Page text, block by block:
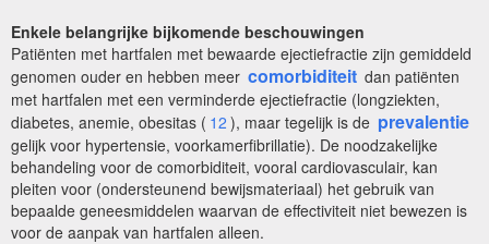
Enkele belangrijke bijkomende beschouwingen
Patiënten met hartfalen met bewaarde ejectiefractie zijn gemiddeld
genomen ouder en hebben meer comorbiditeit dan patiënten
met hartfalen met een verminderde ejectiefractie (longziekten,
diabetes, anemie, obesitas ( 12 ), maar tegelijk is de prevalentie
gelijk voor hypertensie, voorkamerfibrillatie). De noodzakelijke
behandeling voor de comorbiditeit, vooral cardiovasculair, kan
pleiten voor (ondersteunend bewijsmateriaal) het gebruik van
bepaalde geneesmiddelen waarvan de effectiviteit niet bewezen is
voor de aanpak van hartfalen alleen.